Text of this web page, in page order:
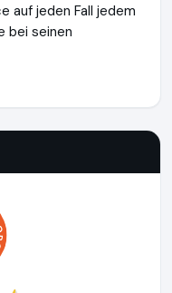
auf jeden Fall jedem
bei seinen